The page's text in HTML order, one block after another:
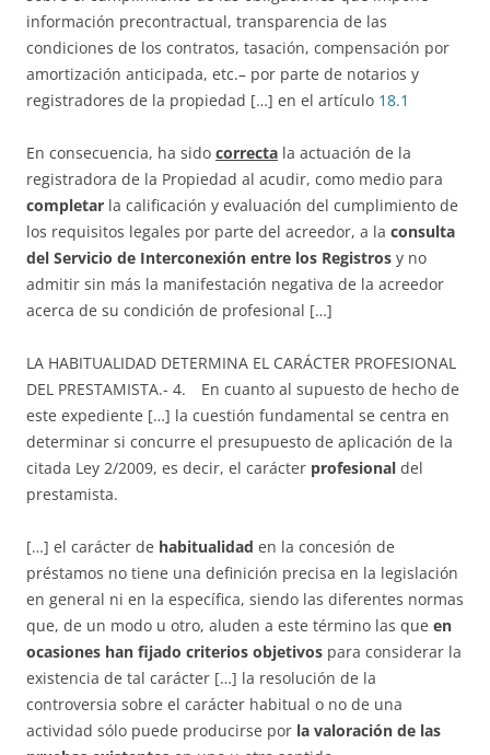
información precontractual, transparencia de las
condiciones de los contratos, tasación, compensación por
amortización anticipada, etc.– por parte de notarios y
registradores de la propiedad […] en el artículo 18.1
En consecuencia, ha sido correcta la actuación de la
registradora de la Propiedad al acudir, como medio para
completar la calificación y evaluación del cumplimiento de
los requisitos legales por parte del acreedor, a la consulta
del Servicio de Interconexión entre los Registros y no
admitir sin más la manifestación negativa de la acreedor
acerca de su condición de profesional […]
LA HABITUALIDAD DETERMINA EL CARÁCTER PROFESIONAL
DEL PRESTAMISTA.- 4. En cuanto al supuesto de hecho de
este expediente […] la cuestión fundamental se centra en
determinar si concurre el presupuesto de aplicación de la
citada Ley 2/2009, es decir, el carácter profesional del
prestamista.
[…] el carácter de habitualidad en la concesión de
préstamos no tiene una definición precisa en la legislación
en general ni en la específica, siendo las diferentes normas
que, de un modo u otro, aluden a este término las que en
ocasiones han fijado criterios objetivos para considerar la
existencia de tal carácter […] la resolución de la
controversia sobre el carácter habitual o no de una
actividad sólo puede producirse por la valoración de las